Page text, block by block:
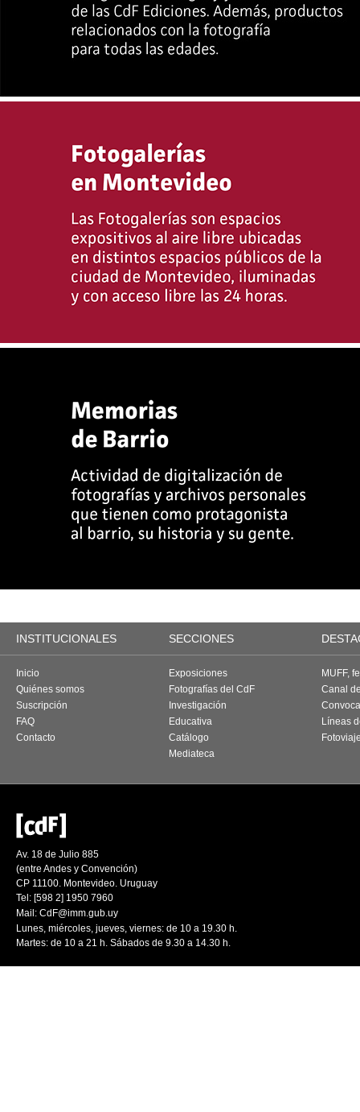
INSTITUCIONALES SECCIONES
Inicio
Quiénes somos
Suscripción
FAQ
Contacto
Exposiciones
Fotografías del CdF
Investigación
Educativa
Catálogo
Mediateca
MUFF,
Canal
Líneas
Av. 18 de Julio 885
(entre Andes y Convención)
CP 11100. Montevideo. Uruguay
Tel: [598 2] 1950 7960
Mail: CdF@imm.gub.uy
Lunes, miércoles, jueves, viernes: de 10 a 19.30 h.
Martes: de 10 a 21 h. Sábados de 9.30 a 14.30 h.